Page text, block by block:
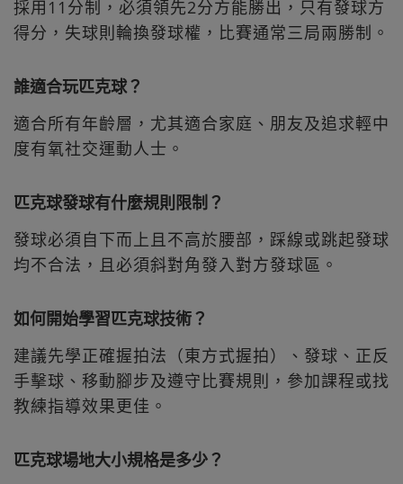
採用11分制，必須領先2分方能勝出，只有發球方
得分，失球則輪換發球權，比賽通常三局兩勝制。
誰適合玩匹克球？
適合所有年齡層，尤其適合家庭、朋友及追求輕中
度有氧社交運動人士。
匹克球發球有什麼規則限制？
發球必須自下而上且不高於腰部，踩線或跳起發球
均不合法，且必須斜對角發入對方發球區。
如何開始學習匹克球技術？
建議先學正確握拍法（東方式握拍）、發球、正反
手擊球、移動腳步及遵守比賽規則，參加課程或找
教練指導效果更佳。
匹克球場地大小規格是多少？